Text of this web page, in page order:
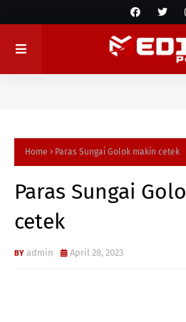
Home Paras Sungai Golok makin cetek
Paras Sungai
cetek
admin April 28, 2023